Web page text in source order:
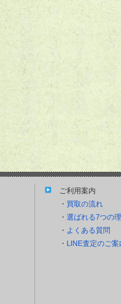
ご利用案内
買取の流れ
選ばれる7つの
よくある質問
LINE査定のご案